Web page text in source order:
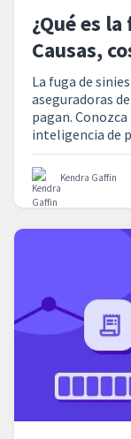
¿Qué es
Causas,
La fuga de
aseguradoras
pagan.
inteligencia de
Kendra Gaffin